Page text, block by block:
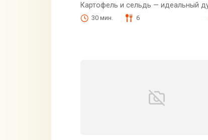
Картофель и сельдь — идеальный
30 мин. 6